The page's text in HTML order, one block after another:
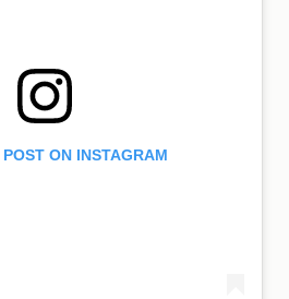
ON INSTAGRAM